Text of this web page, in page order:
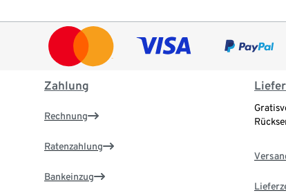
Zahlung
Rechnung
Ratenzahlung
Bankeinzug